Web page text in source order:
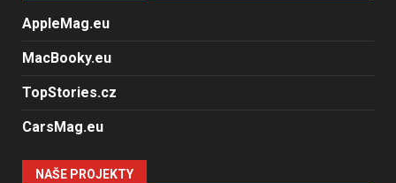
AppleMag.eu
MacBooky.eu
TopStories.cz
CarsMag.eu
NAŠE PROJEKTY